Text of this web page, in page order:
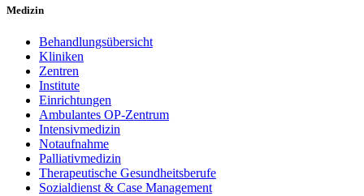
Medizin
Behandlungsübersicht
Kliniken
Zentren
Institute
Einrichtungen
Ambulantes OP-Zentrum
Intensivmedizin
Notaufnahme
Palliativmedizin
Therapeutische Gesundheitsberufe
Sozialdienst & Case Management